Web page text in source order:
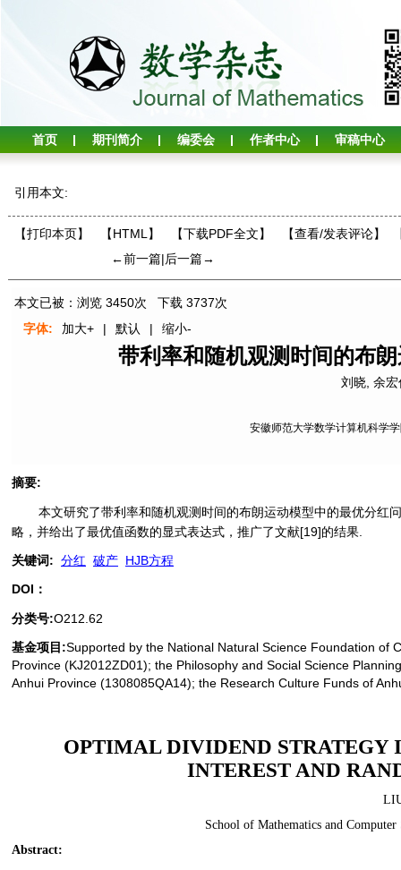
首页 期刊简介 编委会 作者中心 审稿中心
引用本文:
【打印本页】 【HTML】 【下载PDF全文】 【查看/发表评论】
←前一篇|后一篇→
本文已被：浏览 3450次 下载 3737次
字体:
加大+ | 默认 | 缩小-
带利率和随机观测时间的布
刘晓, 余宏
安徽师范大学数学计算机科学
摘要:
本文研究了带利率和随机观测时间的布朗运动模型中的最优分红
略，并给出了最优值函数的显式表达式，推广了文献[19]的结果.
关键词: 分红 破产 HJB方程
DOI：
分类号:O212.62
基金项目:Supported by the National Natural Science Foundation of
Province (KJ2012ZD01); the Philosophy and Social Science
Anhui Province (1308085QA14); the Research Culture Funds of
OPTIMAL DIVIDEND
INTEREST AND
School of Mathematics and
Abstract: